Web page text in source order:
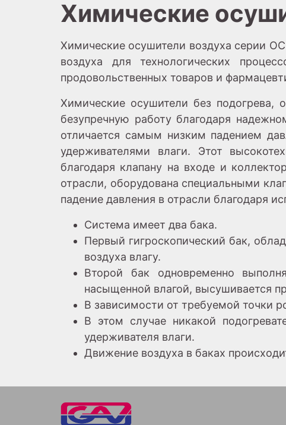
Химические
Химические осушители воздуха серии
воздуха для технологических
продовольственных товаров и
Химические осушители без подогрева,
безупречную работу благодаря
отличается самым низким падением
удерживателями влаги. Этот
благодаря клапану на входе и
отрасли, оборудована специальными
падение давления в отрасли благодаря
Система имеет два бака.
Первый гигроскопический бак,
воздуха влагу.
Второй бак одновременно
насыщенной влагой, высушивается
В зависимости от требуемой точки
В этом случае никакой
удерживателя влаги.
Движение воздуха в баках